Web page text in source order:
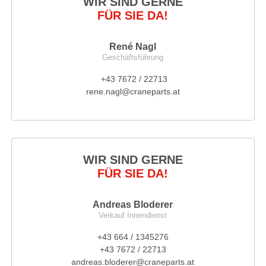
FÜR SIE DA!
René Nagl
Geschäftsführung
+43 7672 / 22713
rene.nagl@craneparts.at
WIR SIND GERNE
FÜR SIE DA!
Andreas Bloderer
Verkauf Innendienst
+43 664 / 1345276
+43 7672 / 22713
andreas.bloderer@craneparts.at